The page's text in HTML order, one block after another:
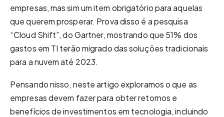
empresas, mas sim um item obrigatório para aquelas
que querem prosperar. Prova disso é a pesquisa
“Cloud Shift”, do Gartner, mostrando que 51% dos
gastos em TI terão migrado das soluções tradicionais
para a nuvem até 2023.
Pensando nisso, neste artigo exploramos o que as
empresas devem fazer para obter retornos e
benefícios de investimentos em tecnologia, incluindo